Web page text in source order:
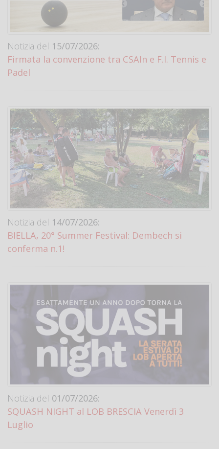
Notizia del 15/07/2026:
Firmata la convenzione tra CSAIn e F.I. Tennis e
Padel
Notizia del 14/07/2026:
BIELLA, 20° Summer Festival: Dembech si
conferma n.1!
Notizia del 01/07/2026:
SQUASH NIGHT al LOB BRESCIA Venerdì 3
Luglio